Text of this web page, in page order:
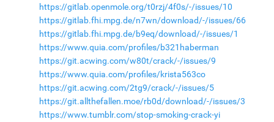
https://gitlab.openmole.org/t0rzj/4f0s/-/issues/10
https://gitlab.fhi.mpg.de/n7wn/download/-/issues/66
https://gitlab.fhi.mpg.de/b9eq/download/-/issues/1
https://www.quia.com/profiles/b321haberman
https://git.acwing.com/w80t/crack/-/issues/9
https://www.quia.com/profiles/krista563co
https://git.acwing.com/2tg9/crack/-/issues/5
https://git.allthefallen.moe/rb0d/download/-/issues/3
https://www.tumblr.com/stop-smoking-crack-yi